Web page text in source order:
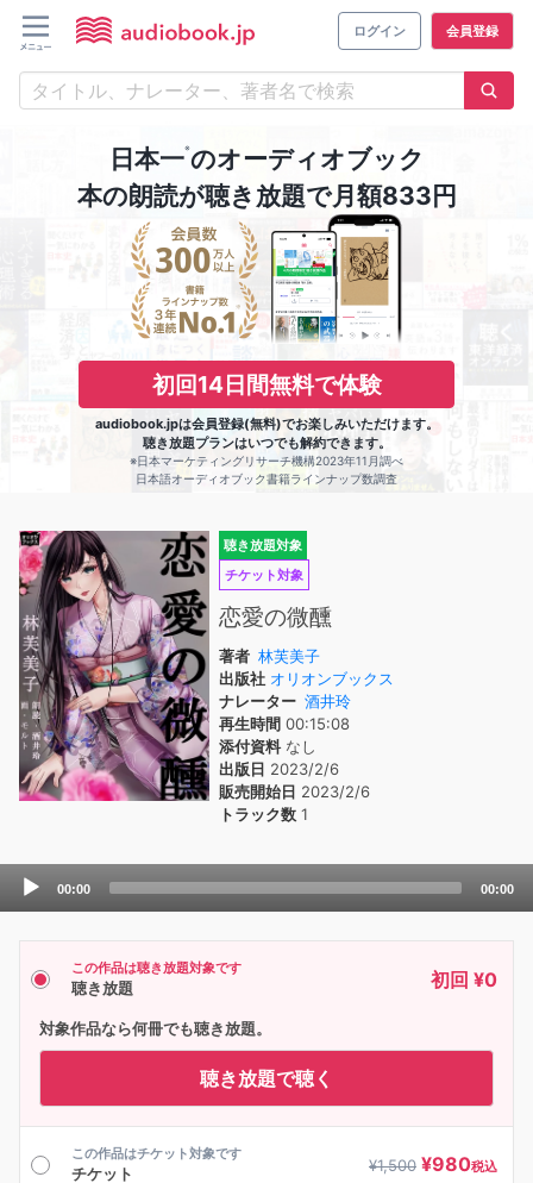
ログイン 会員登録
日本一※のオーディオブック
本の朗読が聴き放題で月額833円
初回14日間無料で体験
audiobook.jpは会員登録(無料)でお楽しみいただけます。
聴き放題プランはいつでも解約できます。
※日本マーケティングリサーチ機構2023年11月調べ
日本語オーディオブック書籍ラインナップ数調査
聴き放題対象
チケット対象
恋愛の微醺
著者 林芙美子
出版社 オリオンブックス
ナレーター 酒井玲
再生時間 00:15:08
添付資料なし
出版日 2023/2/6
販売開始日 2023/2/6
トラック数 1
Audio
00:00 00:00
この作品は聴き放題対象です
聴き放題 初回 ¥0
対象作品なら何冊でも聴き放題。
聴き放題で聴く
この作品はチケット対象です
チケット ¥1,500 ¥980税込